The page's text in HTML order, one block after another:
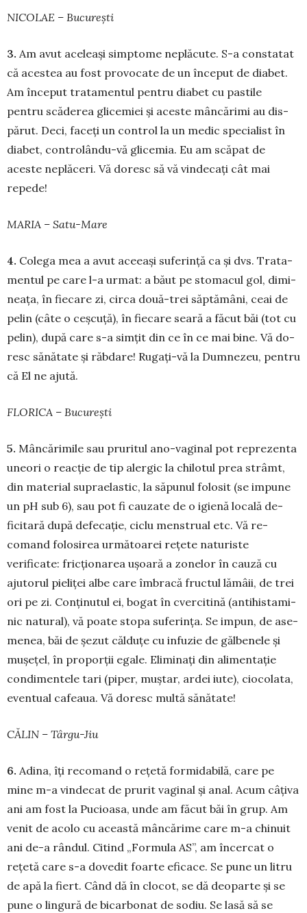
NICOLAE – București
3. Am avut aceleași simpto­me neplăcute. S-a cons­ta­tat
că acestea au fost provocate de un început de diabet.
Am început tratamentul pentru diabet cu pastile
pentru scă­derea glicemiei și aceste mân­că­rimi au dis­
părut. Deci, faceți un con­trol la un me­dic specialist în
dia­bet, con­tro­lându-vă glicemia. Eu am scăpat de
aceste ne­plăceri. Vă doresc să vă vindecați cât mai
repede!
MARIA – Satu-Mare
4. Colega mea a avut aceeași suferință ca și dvs. Tra­ta­
mentul pe care l-a urmat: a băut pe sto­macul gol, di­mi­
nea­ța, în fiecare zi, circa două-trei săptămâni, ceai de
pelin (câte o ceșcuță), în fie­care seară a făcut băi (tot cu
pe­­lin), după care s-a simțit din ce în ce mai bine. Vă do­
resc să­nă­tate și răbdare! Rugați-vă la Dum­nezeu, pentru
că El ne ajută.
FLORICA – București
5. Mâncărimile sau pruritul ano-vaginal pot re­­pre­zen­ta
une­ori o reacție de tip alergic la chi­lotul prea strâmt,
din material supraelastic, la săpunul folosit (se im­­pune
un pH sub 6), sau pot fi cauzate de o igienă locală de­
ficitară după de­fecație, ciclu menstrual etc. Vă re­
comand fo­lo­sirea următoarei rețete na­tu­riste
verificate: fric­țio­narea ușoa­ră a zo­nelor în cauză cu
aju­torul pie­liței albe care îmbracă fruc­tul lă­mâii, de trei
ori pe zi. Con­ținutul ei, bogat în cvercitină (antihis­ta­mi­
nic na­tural), vă poa­te stopa su­ferința. Se im­pun, de ase­
me­nea, băi de șezut căl­duțe cu in­fuzie de gălbenele și
mu­șețel, în pro­porții egale. Elimi­nați din alimentație
condimen­tele tari (piper, muș­tar, ardei iute), ciocolata,
eventual ca­fea­ua. Vă do­resc mul­tă sănătate!
CĂLIN – Târgu-Jiu
6. Adina, îți recomand o rețetă formidabilă, care pe
mine m-a vindecat de prurit vaginal și anal. Acum câțiva
ani am fost la Pucioasa, unde am făcut băi în grup. Am
venit de acolo cu aceas­tă mâncă­ri­me care m-a chinuit
ani de-a rândul. Citind „For­mula AS”, am încercat o
rețetă care s-a dovedit foarte eficace. Se pune un litru
de apă la fiert. Când dă în clocot, se dă deoparte și se
pune o lingură de bicarbonat de sodiu. Se lasă să se